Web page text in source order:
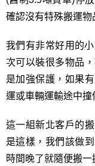
確認沒有特殊搬運物
我們有非常好用的
次可以裝很多物品
是加強保護，如果
運或車輛運輸途中撞
這一組新北客戶的
是這樣，我們該做
時間晚了就隨便搬一